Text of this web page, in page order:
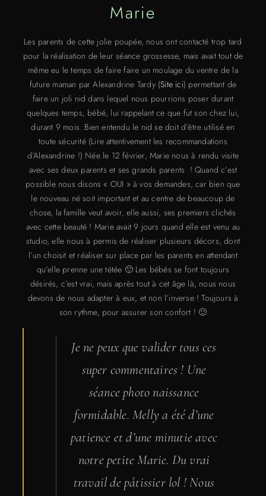
Marie
Les parents de cette jolie poupée, nous ont contacté trop tard
pour la réalisation de leur séance grossesse, mais avait tout de
même eu le temps de faire faire un moulage du ventre de la
future maman par Alexandrine Tardy (Site ici) permettant de
faire un joli nid dans lequel nous pourrions poser durant
quelques temps, bébé, lui rappelant ce que fut son chez lui,
durant 9 mois. Bien entendu le nid se doit d’être utilisé en
toute sécurité (Lire attentivement les recommandations
d’Alexandrine !) Née le 12 février, Marie nous à rendu visite
avec ses deux parents et ses grands parents ! Quand c’est
possible nous disons « OUI » à vos demandes, car bien que
le nouveau né soit important et au centre de beaucoup de
chose, la famille veut avoir, elle aussi, ses premiers clichés
avec cette beauté ! Marie avait 9 jours quand elle est venu au
studio, elle nous à permis de réaliser plusieurs décors, dont
l’un choisit et réaliser sur place par les parents en attendant
qu’elle prenne une tétée 🙂 Les bébés se font toujours
désirés, c’est vrai, mais après tout à cet âge là, nous nous
devons de nous adapter à eux, et non l’inverse ! Toujours à
son rythme, pour assurer son confort ! 🙂
Je ne peux que valider tous ces
super commentaires ! Une
séance photo naissance
formidable. Melly a été d’une
patience et d’une minutie avec
notre petite Marie. Du vrai
travail de pâtissier lol ! Nous